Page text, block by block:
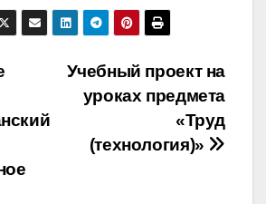
Учебный проект на
уроках предмета
«Труд
(технология)»